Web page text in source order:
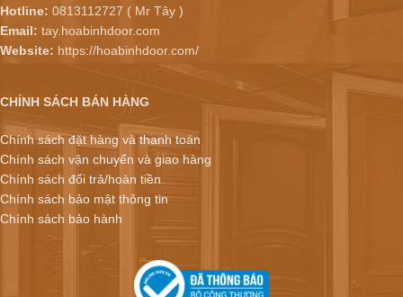
Hotline: 0813112727 ( Mr Tây )
Email: tay.hoabinhdoor.com
Website: https://hoabinhdoor.com/
CHÍNH SÁCH BÁN HÀNG
Chính sách đặt hàng và thanh toán
Chính sách vận chuyển và giao hàng
Chính sách đổi trả/hoàn tiền
Chính sách bảo mật thông tin
Chính sách bảo hành